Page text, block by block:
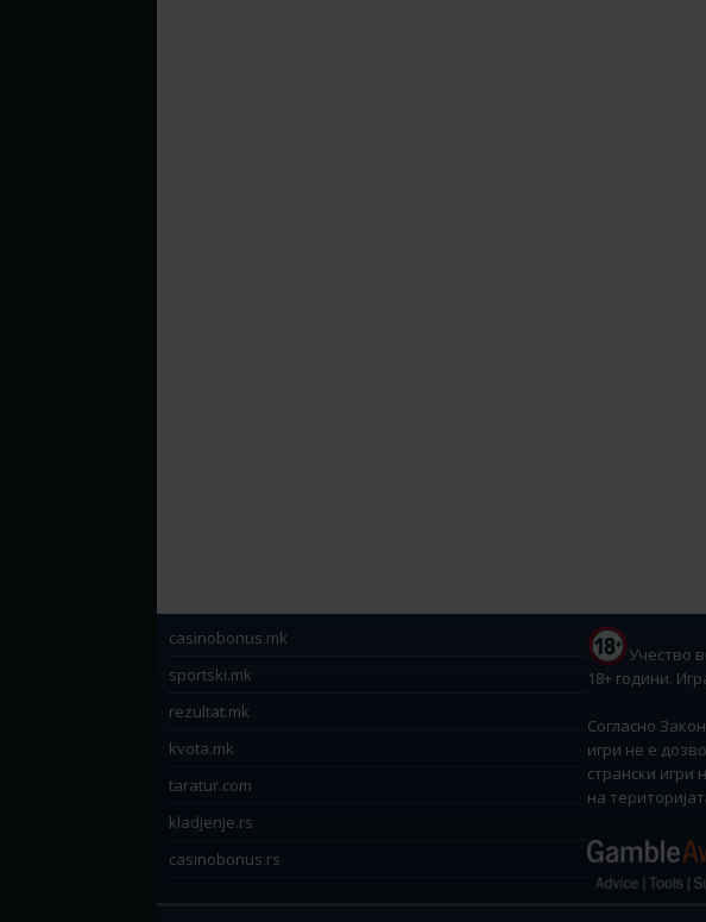
casinobonus.mk
sportski.mk
rezultat.mk
kvota.mk
taratur.com
kladjenje.rs
casinobonus.rs
Учество
18+ години.
Согласно
игри не е
странски игри
на